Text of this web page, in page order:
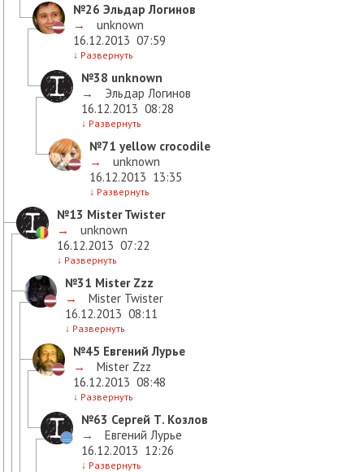
№26 Эльдар Логинов
→
unknown
16.12.2013 07:59
↓ Развернуть
№38 unknown
→
Эльдар Логинов
16.12.2013 08:28
↓ Развернуть
№71 yellow crocodile
→
unknown
16.12.2013 13:35
↓ Развернуть
№13 Mister Twister
→
unknown
16.12.2013 07:22
↓ Развернуть
№31 Mister Zzz
→
Mister Twister
16.12.2013 08:11
↓ Развернуть
№45 Евгений Лурье
→
Mister Zzz
16.12.2013 08:48
↓ Развернуть
№63 Сергей Т. Козлов
→
Евгений Лурье
16.12.2013 12:26
↓ Развернуть